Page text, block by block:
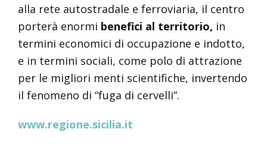
alla rete autostradale e ferroviaria, il centro
porterà enormi benefici al territorio, in
termini economici di occupazione e indotto,
e in termini sociali, come polo di attrazione
per le migliori menti scientifiche, invertendo
il fenomeno di “fuga di cervelli”.
www.regione.sicilia.it